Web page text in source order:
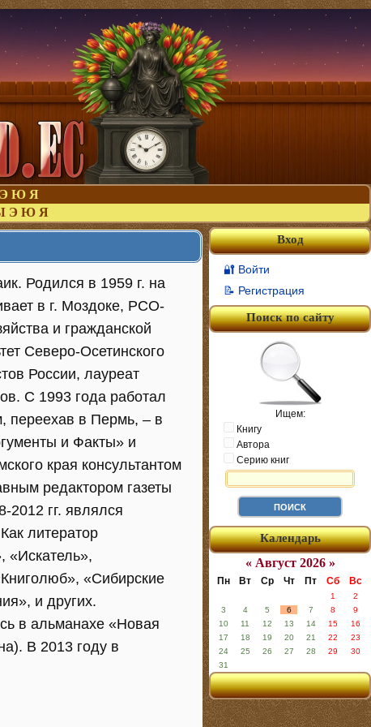
Э Ю Я
Э Ю Я
Родился в 1959 г. на
в г. Моздоке, РСО-
и гражданской
Северо-Осетинского
России, лауреат
С 1993 года работал
переехав в Пермь, – в
и Факты» и
края консультантом
редактором газеты
2012 гг. являлся
литератор
«Искатель»,
«Сибирские
и других.
в альманахе «Новая
В 2013 году в
Вход
🔐 Войти
📝 Регистрация
Поиск по сайту
Ищем:
Книгу
Автора
Серию книг
Календарь
« Август 2026 »
Пн Вт Ср Чт Пт Сб Вс
1
2
3
4 5 6 7 8
9
10
11 12 13 14 15
16
17
18 19 20 21 22
23
24
25 26 27 28 29
30
31